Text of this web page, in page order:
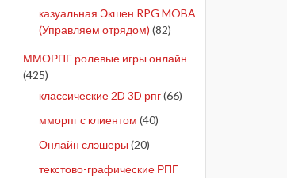
казуальная Экшен RPG MOBA
(Управляем отрядом) (82)
ММОРПГ ролевые игры онлайн
(425)
классические 2D 3D рпг(66)
мморпг с клиентом (40)
Онлайн слэшеры (20)
текстово-графические РПГ